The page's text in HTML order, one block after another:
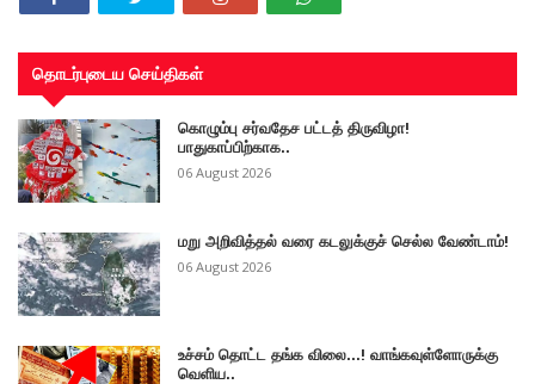
தொடர்புடைய செய்திகள்
கொழும்பு சர்வதேச பட்டத் திருவிழா!
பாதுகாப்பிற்காக..
06 August 2026
மறு அறிவித்தல் வரை கடலுக்குச் செல்ல வேண்டாம்!
06 August 2026
உச்சம் தொட்ட தங்க விலை...! வாங்கவுள்ளோருக்கு
வெளிய..